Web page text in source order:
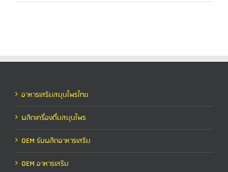
อาหารเสริมสมุนไพรไทย
ผลิตเครื่องดื่มสมุนไพร
OEM รับผลิตอาหารเสริม
OEM อาหารเสริม